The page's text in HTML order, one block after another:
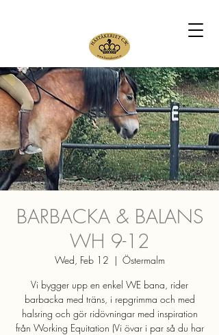
BARBACKA & BALANS
WH 9-12
Wed, Feb 12
  |
Östermalm
Vi bygger upp en enkel WE bana, rider
barbacka med träns, i repgrimma och med
halsring och gör ridövningar med inspiration
från Working Equitation (Vi övar i par så du har